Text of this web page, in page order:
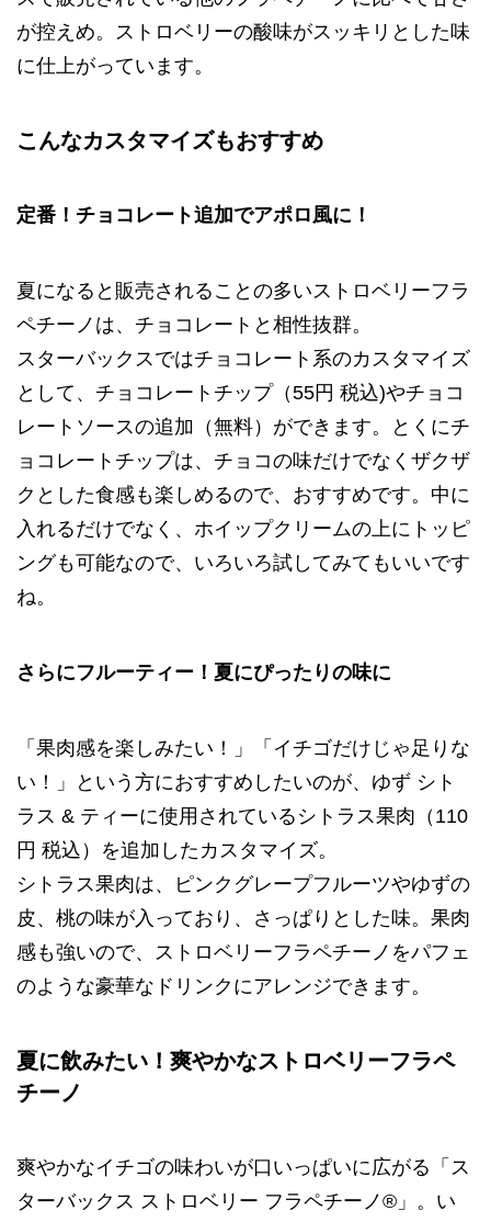
が控えめ。ストロベリーの酸味がスッキリとした味
に仕上がっています。
こんなカスタマイズもおすすめ
定番！チョコレート追加でアポロ風に！
夏になると販売されることの多いストロベリーフラ
ペチーノは、チョコレートと相性抜群。
スターバックスではチョコレート系のカスタマイズ
として、チョコレートチップ（55円 税込)やチョコ
レートソースの追加（無料）ができます。とくにチ
ョコレートチップは、チョコの味だけでなくザクザ
クとした食感も楽しめるので、おすすめです。中に
入れるだけでなく、ホイップクリームの上にトッピ
ングも可能なので、いろいろ試してみてもいいです
ね。
さらにフルーティー！夏にぴったりの味に
「果肉感を楽しみたい！」「イチゴだけじゃ足りな
い！」という方におすすめしたいのが、ゆず シト
ラス & ティーに使用されているシトラス果肉（110
円 税込）を追加したカスタマイズ。
シトラス果肉は、ピンクグレープフルーツやゆずの
皮、桃の味が入っており、さっぱりとした味。果肉
感も強いので、ストロベリーフラペチーノをパフェ
のような豪華なドリンクにアレンジできます。
夏に飲みたい！爽やかなストロベリーフラペ
チーノ
爽やかなイチゴの味わいが口いっぱいに広がる「ス
ターバックス ストロベリー フラペチーノ®」。い